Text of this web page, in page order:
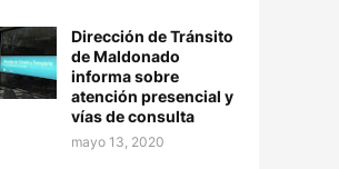
Dirección de Tránsito
de Maldonado
informa sobre
atención presencial y
vías de consulta
mayo 13, 2020